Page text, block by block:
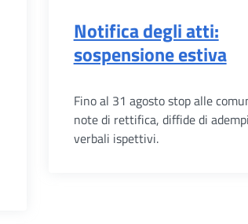
Notifica degli atti:
sospensione estiva
Fino al 31 agosto stop alle
note di rettifica, diffide di
verbali ispettivi.